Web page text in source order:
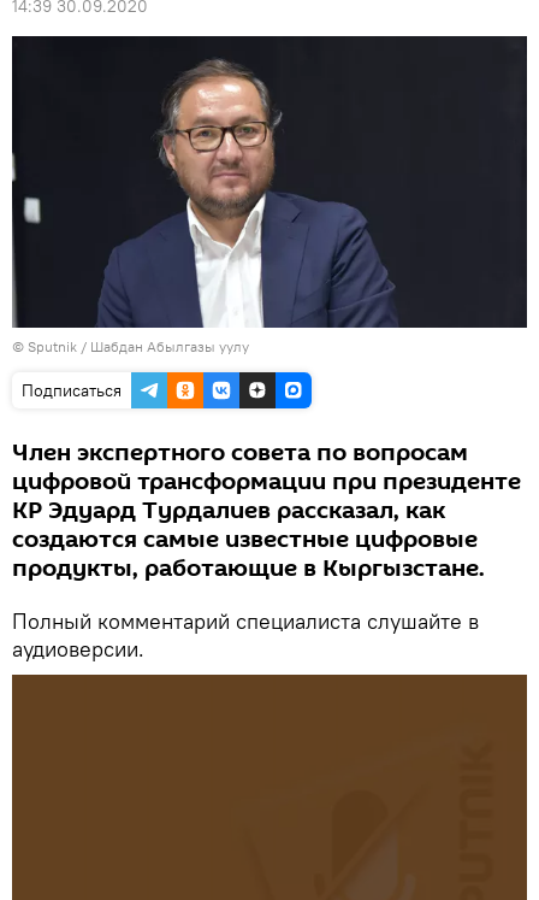
14:39 30.09.2020
© Sputnik / Шабдан Абылгазы уулу
Подписаться
Член экспертного совета по вопросам
цифровой трансформации при президенте
КР Эдуард Турдалиев рассказал, как
создаются самые известные цифровые
продукты, работающие в Кыргызстане.
Полный комментарий специалиста слушайте в
аудиоверсии.